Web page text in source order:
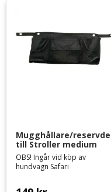
Mugghållare/
till Stroller medium
OBS! Ingår vid köp av
hundvagn Safari